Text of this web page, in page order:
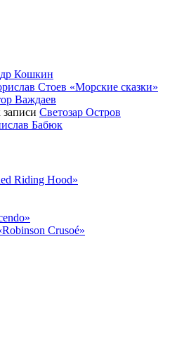
Кошкин
Стоев «Морские сказки»
Важдаев
записи Светозар Остров
Бабюк
Riding Hood»
Crusoé»